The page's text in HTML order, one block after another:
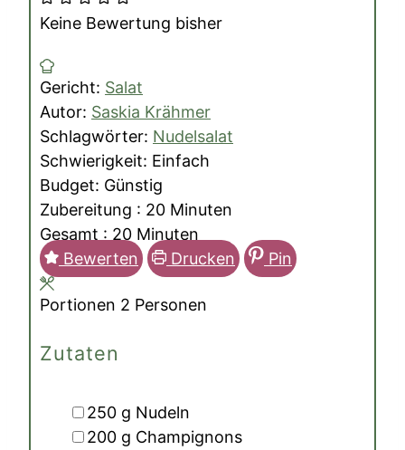
Keine Bewertung bisher
Gericht: Salat
Autor: Saskia Krähmer
Schlagwörter: Nudelsalat
Schwierigkeit: Einfach
Budget: Günstig
Zubereitung : 20Minuten
Minuten
Gesamt : 20Minuten
Minuten
Bewerten
Drucken Pin
Portionen 2 Personen
Zutaten
▢
250 g Nudeln
▢
200 g Champignons